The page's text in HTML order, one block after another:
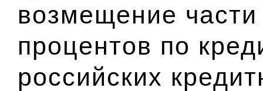
возмещение части
процентов по
российских